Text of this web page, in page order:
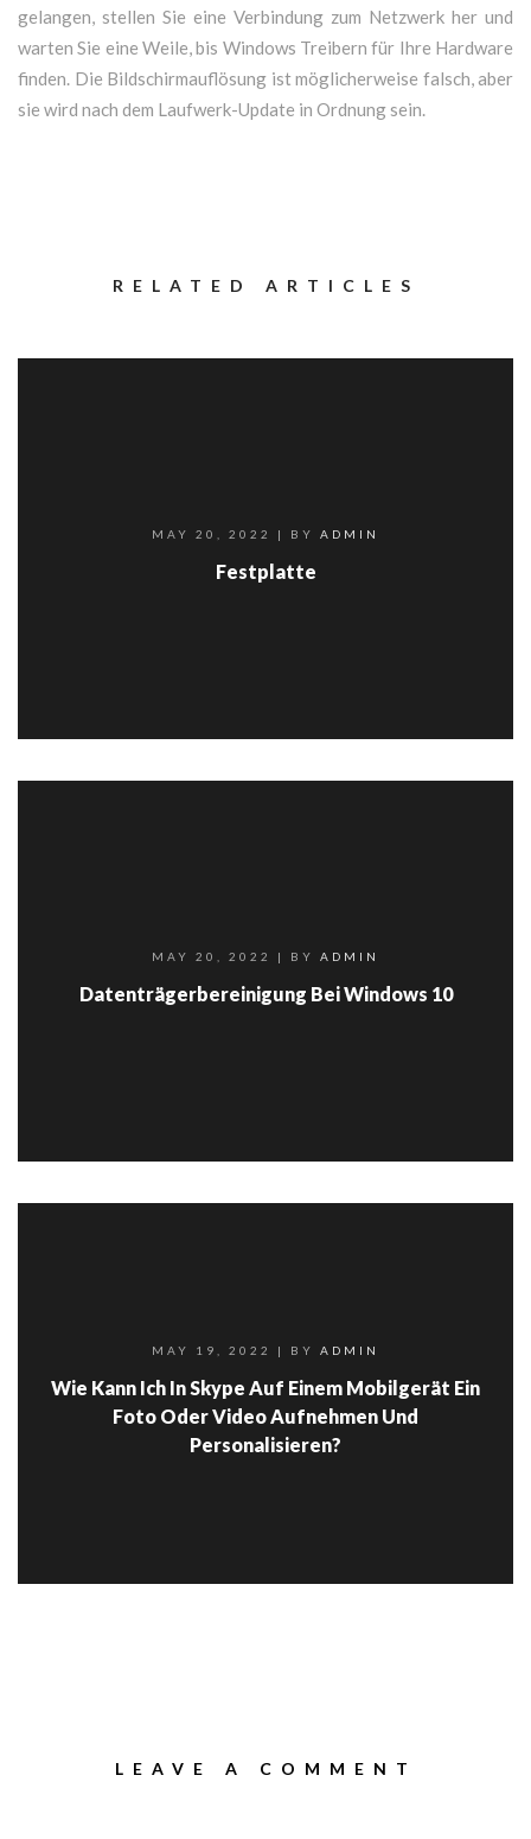
gelangen, stellen Sie eine Verbindung zum Netzwerk her und
warten Sie eine Weile, bis Windows Treibern für Ihre Hardware
finden. Die Bildschirmauflösung ist möglicherweise falsch, aber
sie wird nach dem Laufwerk-Update in Ordnung sein.
RELATED ARTICLES
MAY 20, 2022 | BY ADMIN
Festplatte
MAY 20, 2022 | BY ADMIN
Datenträgerbereinigung Bei Windows 10
MAY 19, 2022 | BY ADMIN
Wie Kann Ich In Skype Auf Einem Mobilgerät Ein
Foto Oder Video Aufnehmen Und
Personalisieren?
LEAVE A COMMENT